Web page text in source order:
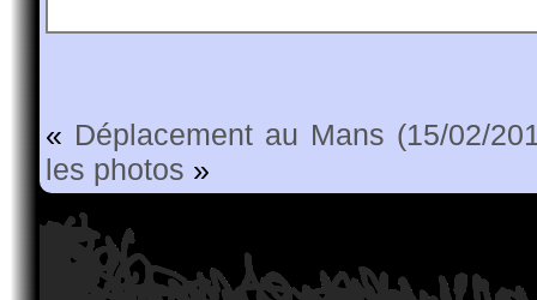
« Déplacement au Mans (15/02/
les photos »